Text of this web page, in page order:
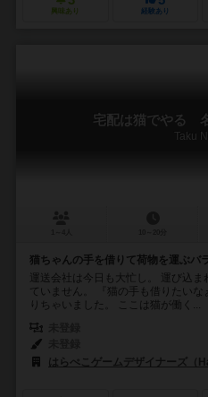
興味あり 経験あり
宅配は猫でやる
Taku
猫ちゃんの手を借りて荷物を運ぶバ
運送会社は今日も大忙し。 運び込
ていません。 『猫の手も借りたい
りちゃいました。 ここは猫が働く...
はらぺこゲームデザイナーズ（